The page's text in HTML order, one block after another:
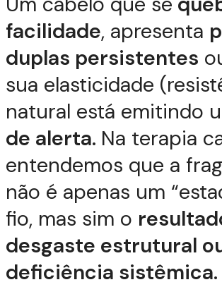
facilidade, apresenta
duplas persistentes
sua elasticidade
natural está emitindo
de alerta. Na terapia
entendemos que a
não é apenas um
fio, mas sim o
desgaste estrutural
deficiência sistêmica.